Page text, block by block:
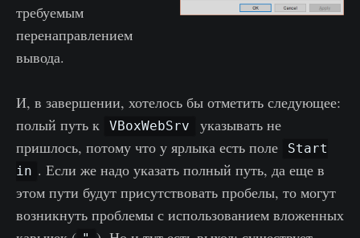
требуемым
перенаправлением
вывода.
И, в завершении, хотелось бы отметить следующее:
полый путь к
VBoxWebSrv
указывать не
пришлось, потому что у ярлыка есть поле
Start
in . Если же надо указать полный путь, да еще в
этом пути будут присутствовать пробелы, то могут
возникнуть проблемы с использованием вложенных